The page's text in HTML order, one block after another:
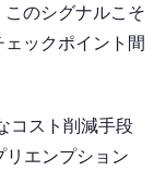
のシグナルこそ
ックポイント間
コスト削減手段
エンプション